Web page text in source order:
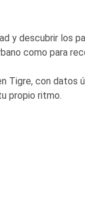
y descubrir los
como para
Tigre, con
propio ritmo.